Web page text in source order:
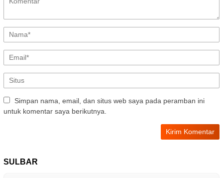
Simpan nama, email, dan situs web saya pada peramban ini
untuk komentar saya berikutnya.
SULBAR